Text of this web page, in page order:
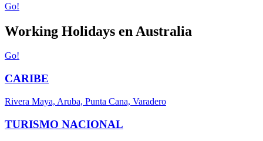
Go!
Working Holidays en Australia
Go!
CARIBE
Rivera Maya, Aruba, Punta Cana, Varadero
TURISMO NACIONAL